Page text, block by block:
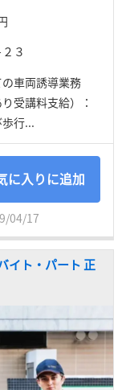
３
車両誘導業務
受講料支給）：
行...
に入りに追加
04/17
イト・パート 正